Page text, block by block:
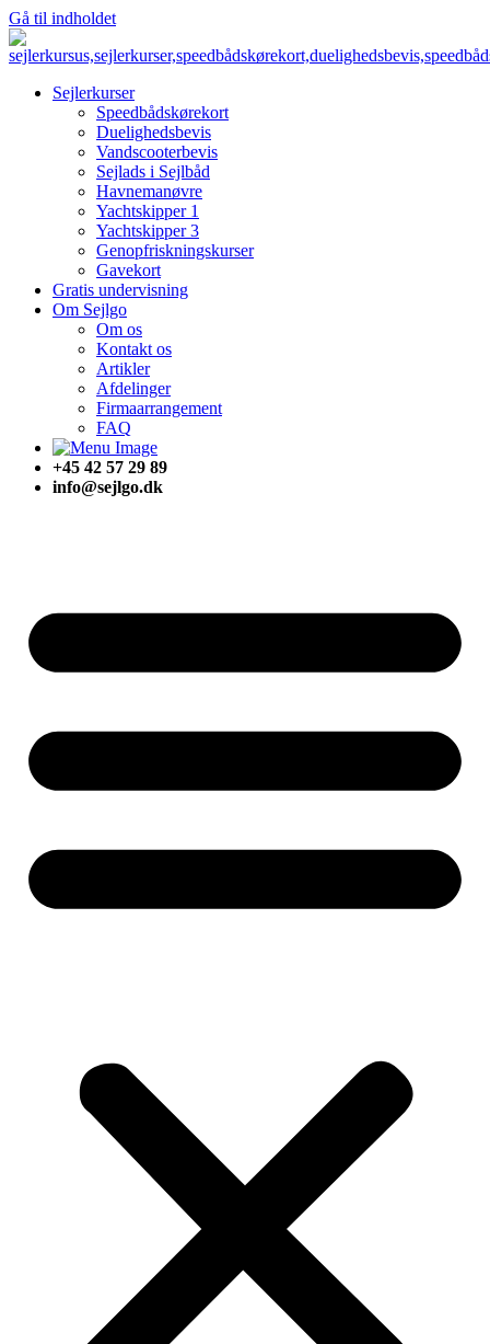
Gå til indholdet
Sejlerkurser
Speedbådskørekort
Duelighedsbevis
Vandscooterbevis
Sejlads i Sejlbåd
Havnemanøvre
Yachtskipper 1
Yachtskipper 3
Genopfriskningskurser
Gavekort
Gratis undervisning
Om Sejlgo
Om os
Kontakt os
Artikler
Afdelinger
Firmaarrangement
FAQ
+45 42 57 29 89
info@sejlgo.dk